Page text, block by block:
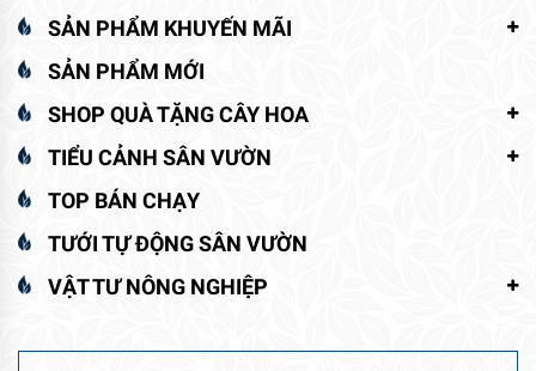
SẢN PHẨM KHUYẾN MÃI
SẢN PHẨM MỚI
SHOP QUÀ TẶNG CÂY HOA
TIỂU CẢNH SÂN VƯỜN
TOP BÁN CHẠY
TƯỚI TỰ ĐỘNG SÂN VƯỜN
VẬT TƯ NÔNG NGHIỆP